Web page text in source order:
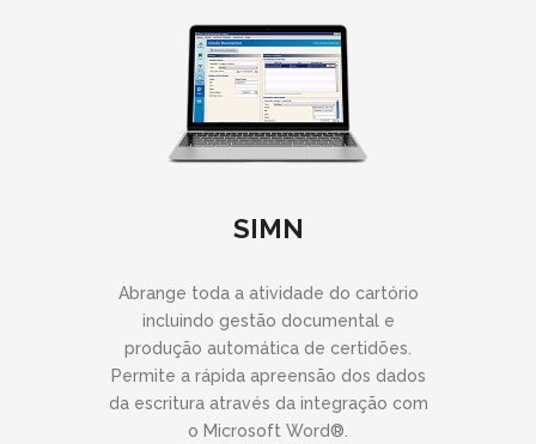
SIMN
Abrange toda a atividade do cartório
incluindo gestão documental e
produção automática de certidões.
Permite a rápida apreensão dos dados
da escritura através da integração com
o Microsoft Word®.